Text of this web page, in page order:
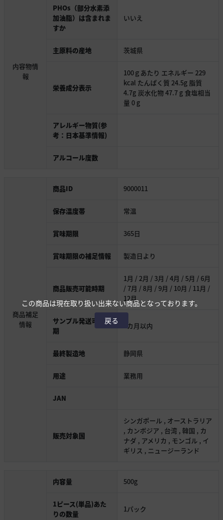
内容物情
報
PHOs（部分水素添
加油脂）は含まれま
すか
いいえ
主原料の産地 茨城県
栄養成分表示
100ｇあたり エネルギー 229
kcal たんぱく質 24.5g 脂質
4.7g 炭水化物 47.7 g 食塩相当
量 0 g
アレルギー物質(参
考：日本基準情報)
アルコール度数
商品補足
情報
商品ID 9000011
保存温度帯 常温
賞味期限 365日
賞味期限の補足情報 製造日より
商品販売可能時期
1月 / 2月 / 3月 / 4月 / 5月 / 6月
/ 7月 / 8月 / 9月 / 10月 / 11月 /
12月
サンプル発送可能時
期
1カ月以内
最終製造地 静岡県
用途 業務用
JAN
販売対象国
シンガポール , オーストラリア
, カンボジア , 台湾 , 韓国 , カ
ナダ , アメリカ , モンゴル , イ
ギリス , ニュージーランド
内容量 500g
1ピース(単品)あた
りの数量
1パック
この商品は現在取り扱い出来ない商品となっております。
戻る